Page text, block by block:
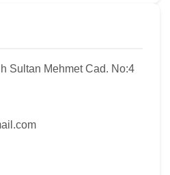
Sultan Mehmet Cad. No:4